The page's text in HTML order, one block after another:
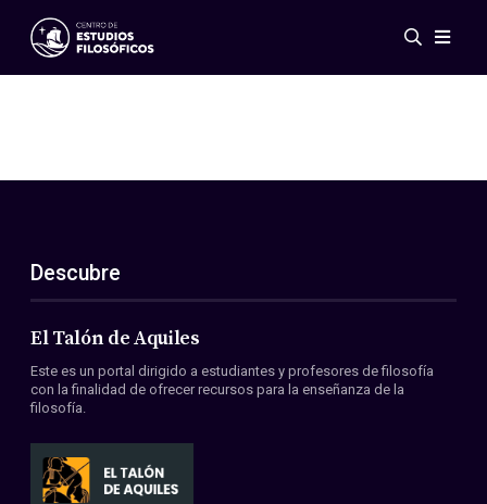
Eventos
ES
EN
Acerca de nosotros
Miembros
Convenios
Descubre
El Talón de Aquiles
Este es un portal dirigido a estudiantes y profesores de filosofía
con la finalidad de ofrecer recursos para la enseñanza de la
filosofía.